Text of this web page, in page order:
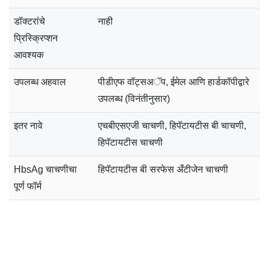
डॉक्टरांचे
प्रिस्क्रिप्शन
आवश्यक
नाही
उपलब्ध अहवाल
पीडीएफ वॉट्सअॅप, ईमेल आणि हार्डकॉपीद्वारे
उपलब्ध (विनंतीनुसार)
इतर नावे
एचबीएसएजी चाचणी, हिपॅटायटीस बी चाचणी,
हिपॅटायटीस चाचणी
HbsAg चाचणीचा
पूर्ण फॉर्म
हिपॅटायटीस बी सरफेस अँटीजेन चाचणी